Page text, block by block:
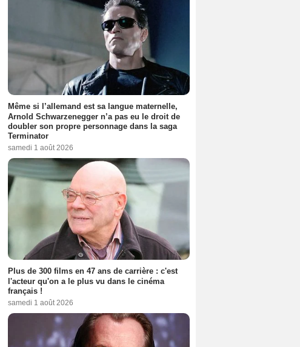
Même si l’allemand est sa langue maternelle,
Arnold Schwarzenegger n’a pas eu le droit de
doubler son propre personnage dans la saga
Terminator
samedi 1 août 2026
Plus de 300 films en 47 ans de carrière : c'est
l'acteur qu'on a le plus vu dans le cinéma
français !
samedi 1 août 2026